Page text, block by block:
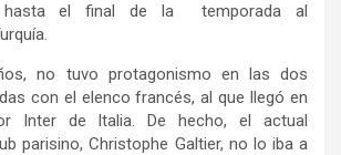
hasta el final de la temporada al
no tuvo protagonismo en las dos
con el elenco francés, al que llegó en
Inter de Italia. De hecho, el actual
parisino, Christophe Galtier, no lo iba a